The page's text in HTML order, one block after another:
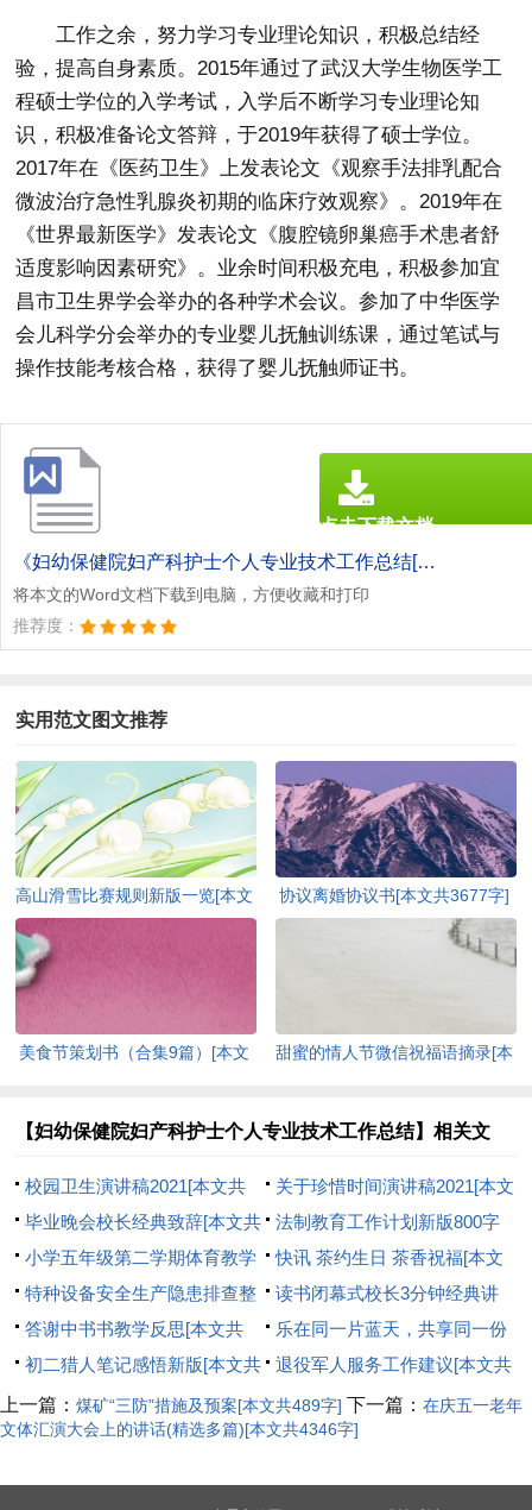
工作之余，努力学习专业理论知识，积极总结经
验，提高自身素质。2015年通过了武汉大学生物医学工
程硕士学位的入学考试，入学后不断学习专业理论知
识，积极准备论文答辩，于2019年获得了硕士学位。
2017年在《医药卫生》上发表论文《观察手法排乳配合
微波治疗急性乳腺炎初期的临床疗效观察》。2019年在
《世界最新医学》发表论文《腹腔镜卵巢癌手术患者舒
适度影响因素研究》。业余时间积极充电，积极参加宜
昌市卫生界学会举办的各种学术会议。参加了中华医学
会儿科学分会举办的专业婴儿抚触训练课，通过笔试与
操作技能考核合格，获得了婴儿抚触师证书。
《妇幼保健院妇产科护士个人专业技术工作总结[本文共1976字].doc》
将本文的Word文档下载到电脑，方便收藏和打印
推荐度：
点击下载文档
文档为doc格式
实用范文图文推荐
高山滑雪比赛规则新版一览[本文
协议离婚协议书[本文共3677字]
美食节策划书（合集9篇）[本文
甜蜜的情人节微信祝福语摘录[本
【妇幼保健院妇产科护士个人专业技术工作总结】相关文
章：
校园卫生演讲稿2021[本文共
3279字]
关于珍惜时间演讲稿2021[本文
共3120字]
毕业晚会校长经典致辞[本文共
10702字]
法制教育工作计划新版800字
[本文共10235字]
小学五年级第二学期体育教学
计划（汇总2篇）[本文共1919
字]
快讯 茶约生日 茶香祝福[本文
共369字]
特种设备安全生产隐患排查整
治工作情况汇报[本文共3998字]
读书闭幕式校长3分钟经典讲
话[本文共4735字]
答谢中书书教学反思[本文共
1827字]
乐在同一片蓝天，共享同一份
关爱——感谢信[本文共7478字]
初二猎人笔记感悟新版[本文共
2973字]
退役军人服务工作建议[本文共
920字]
上一篇： 煤矿“三防”措施及预案[本文共489字] 下一篇： 在庆五一老年
文体汇演大会上的讲话(精选多篇)[本文共4346字]